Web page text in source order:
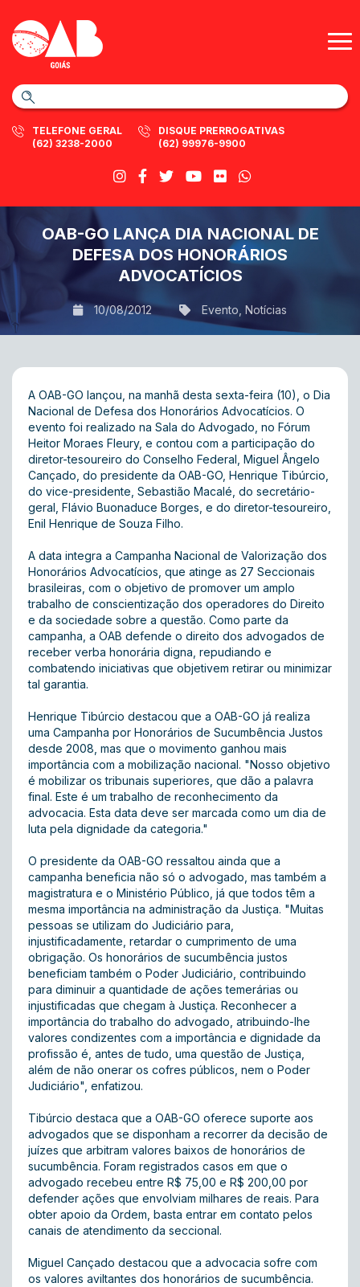
TELEFONE GERAL
(62) 3238-2000
DISQUE PRERROGATIVAS
(62) 99976-9900
OAB-GO LANÇA DIA NACIONAL DE
DEFESA DOS HONORÁRIOS
ADVOCATÍCIOS
10/08/2012 Evento Notícias
A OAB-GO lançou, na manhã desta sexta-feira (10), o Dia
Nacional de Defesa dos Honorários Advocatícios. O
evento foi realizado na Sala do Advogado, no Fórum
Heitor Moraes Fleury, e contou com a participação do
diretor-tesoureiro do Conselho Federal, Miguel Ângelo
Cançado, do presidente da OAB-GO, Henrique Tibúrcio,
do vice-presidente, Sebastião Macalé, do secretário-
geral, Flávio Buonaduce Borges, e do diretor-tesoureiro,
Enil Henrique de Souza Filho.
A data integra a Campanha Nacional de Valorização dos
Honorários Advocatícios, que atinge as 27 Seccionais
brasileiras, com o objetivo de promover um amplo
trabalho de conscientização dos operadores do Direito
e da sociedade sobre a questão. Como parte da
campanha, a OAB defende o direito dos advogados de
receber verba honorária digna, repudiando e
combatendo iniciativas que objetivem retirar ou minimizar
tal garantia.
Henrique Tibúrcio destacou que a OAB-GO já realiza
uma Campanha por Honorários de Sucumbência Justos
desde 2008, mas que o movimento ganhou mais
importância com a mobilização nacional. "Nosso objetivo
é mobilizar os tribunais superiores, que dão a palavra
final. Este é um trabalho de reconhecimento da
advocacia. Esta data deve ser marcada como um dia de
luta pela dignidade da categoria."
O presidente da OAB-GO ressaltou ainda que a
campanha beneficia não só o advogado, mas também a
magistratura e o Ministério Público, já que todos têm a
mesma importância na administração da Justiça. "Muitas
pessoas se utilizam do Judiciário para,
injustificadamente, retardar o cumprimento de uma
obrigação. Os honorários de sucumbência justos
beneficiam também o Poder Judiciário, contribuindo
para diminuir a quantidade de ações temerárias ou
injustificadas que chegam à Justiça. Reconhecer a
importância do trabalho do advogado, atribuindo-lhe
valores condizentes com a importância e dignidade da
profissão é, antes de tudo, uma questão de Justiça,
além de não onerar os cofres públicos, nem o Poder
Judiciário", enfatizou.
Tibúrcio destaca que a OAB-GO oferece suporte aos
advogados que se disponham a recorrer da decisão de
juízes que arbitram valores baixos de honorários de
sucumbência. Foram registrados casos em que o
advogado recebeu entre R$ 75,00 e R$ 200,00 por
defender ações que envolviam milhares de reais. Para
obter apoio da Ordem, basta entrar em contato pelos
canais de atendimento da seccional.
Miguel Cançado destacou que a advocacia sofre com
os valores aviltantes dos honorários de sucumbência.